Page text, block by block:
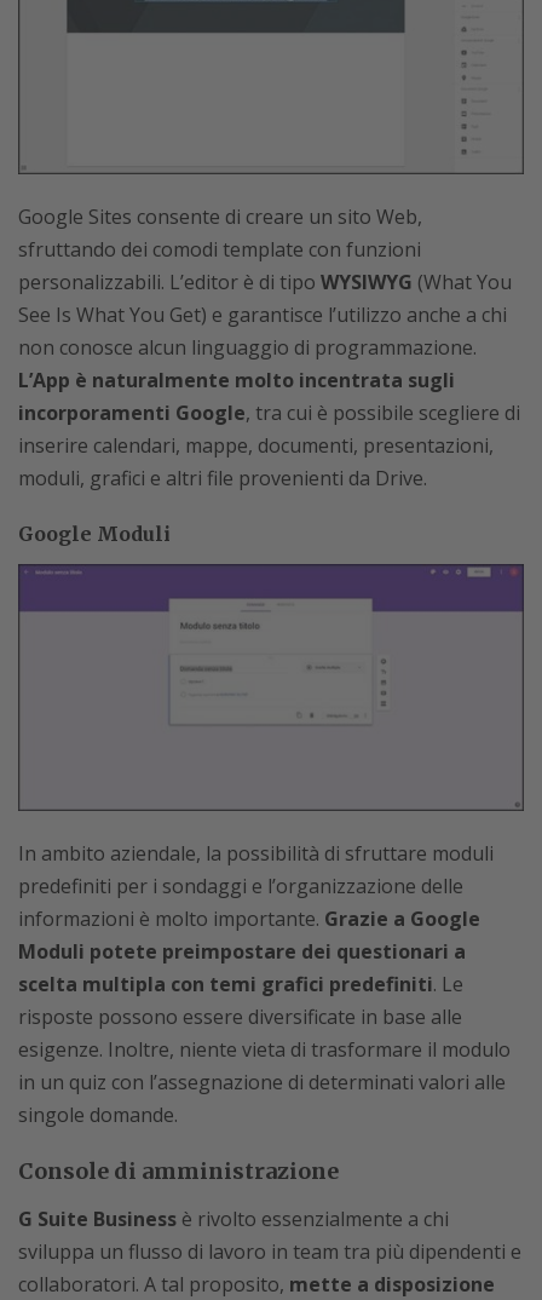
Google Sites consente di creare un sito Web,
sfruttando dei comodi template con funzioni
personalizzabili. L’editor è di tipo WYSIWYG (What You
See Is What You Get) e garantisce l’utilizzo anche a chi
non conosce alcun linguaggio di programmazione.
L’App è naturalmente molto incentrata sugli
incorporamenti Google, tra cui è possibile scegliere di
inserire calendari, mappe, documenti, presentazioni,
moduli, grafici e altri file provenienti da Drive.
Google Moduli
In ambito aziendale, la possibilità di sfruttare moduli
predefiniti per i sondaggi e l’organizzazione delle
informazioni è molto importante. Grazie a Google
Moduli potete preimpostare dei questionari a
scelta multipla con temi grafici predefiniti. Le
risposte possono essere diversificate in base alle
esigenze. Inoltre, niente vieta di trasformare il modulo
in un quiz con l’assegnazione di determinati valori alle
singole domande.
Console di amministrazione
G Suite Business è rivolto essenzialmente a chi
sviluppa un flusso di lavoro in team tra più dipendenti e
collaboratori. A tal proposito, mette a disposizione